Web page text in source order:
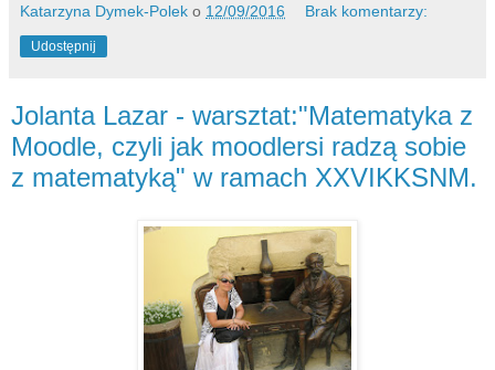
Katarzyna Dymek-Polek o 12/09/2016 Brak komentarzy:
Udostępnij
Jolanta Lazar - warsztat:"Matematyka z
Moodle, czyli jak moodlersi radzą sobie
z matematyką" w ramach XXVIKKSNM.